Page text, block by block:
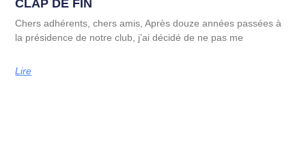
CLAP DE FIN
Chers adhérents, chers amis, Après douze années passées à
la présidence de notre club, j’ai décidé de ne pas me
Lire